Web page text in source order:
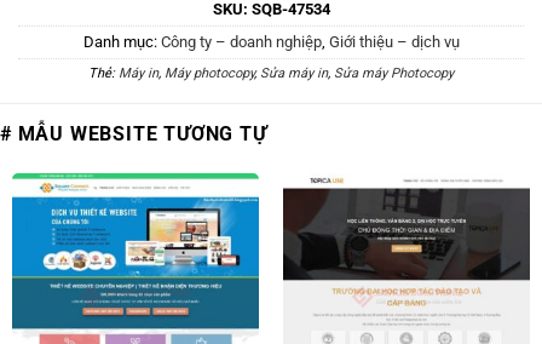
SKU: SQB-47534
Danh mục: Công ty – doanh nghiệp, Giới thiệu – dịch vụ
Thẻ: Máy in, Máy photocopy, Sửa máy in, Sửa máy Photocopy
# MẪU WEBSITE TƯƠNG TỰ